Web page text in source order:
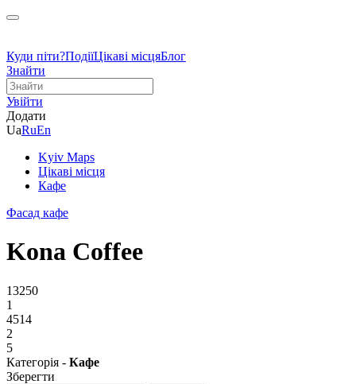
Куди піти?ПодіїЦікаві місцяБлог
Знайти
Увійти
Додати
UaRuEn
Kyiv Maps
Цікаві місця
Кафе
Фасад кафе
Kona Coffee
13250
1
4514
2
5
Категорія - Кафе
Зберегти